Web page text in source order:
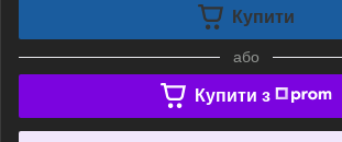
Купити
або
Купити з